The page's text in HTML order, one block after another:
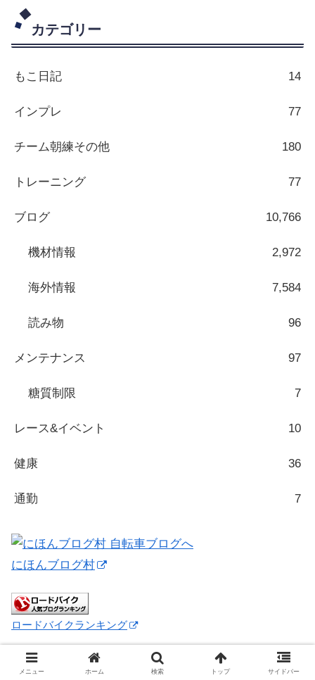
カテゴリー
もこ日記 14
インプレ 77
チーム朝練その他 180
トレーニング 77
ブログ 10,766
機材情報 2,972
海外情報 7,584
読み物 96
メンテナンス 97
糖質制限 7
レース&イベント 10
健康 36
通勤 7
にほんブログ村
ロードバイクランキング
メニュー ホーム 検索 トップ サイドバー